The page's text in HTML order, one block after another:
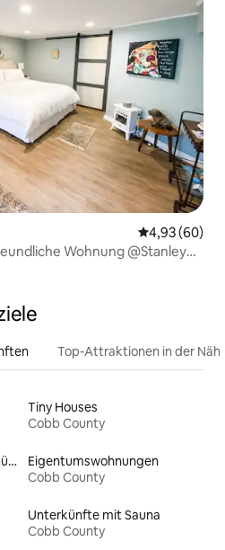
4,93 (60)
Wohnung @Stanley
Top-Attraktionen in der
Tiny Houses
Cobb County
Familienfreundliche Unterkünfte
Eigentumswohnungen
Cobb County
Unterkünfte mit Sauna
Cobb County